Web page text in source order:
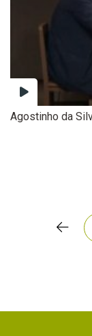
Agostinho da